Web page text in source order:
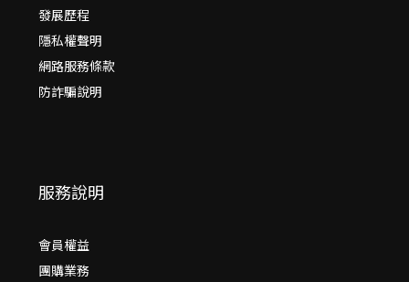
發展歷程
隱私權聲明
網路服務條款
防詐騙說明
服務說明
會員權益
團購業務